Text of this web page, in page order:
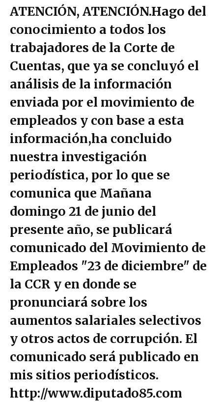
ATENCIÓN, ATENCIÓN.Hago del
conocimiento a todos los
trabajadores de la Corte de
Cuentas, que ya se concluyó el
análisis de la información
enviada por el movimiento de
empleados y con base a esta
información,ha concluido
nuestra investigación
periodística, por lo que se
comunica que Mañana
domingo 21 de junio del
presente año, se publicará
comunicado del Movimiento de
Empleados "23 de diciembre" de
la CCR y en donde se
pronunciará sobre los
aumentos salariales selectivos
y otros actos de corrupción. El
comunicado será publicado en
mis sitios periodísticos.
http://www.diputado85.com